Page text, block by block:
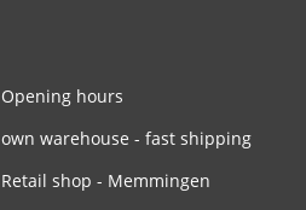
Opening hours
own warehouse - fast shipping
Retail shop - Memmingen